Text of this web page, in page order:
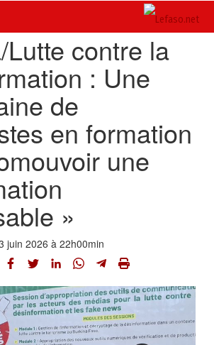
Lutte contre la
: Une
de
en formation
une
»
juin 2026 à 22h00min